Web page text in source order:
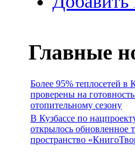
Главные
Более 95% теплосетей в
проверены на
отопительному сезону
В Кузбассе по
открылось обновленное
пространство